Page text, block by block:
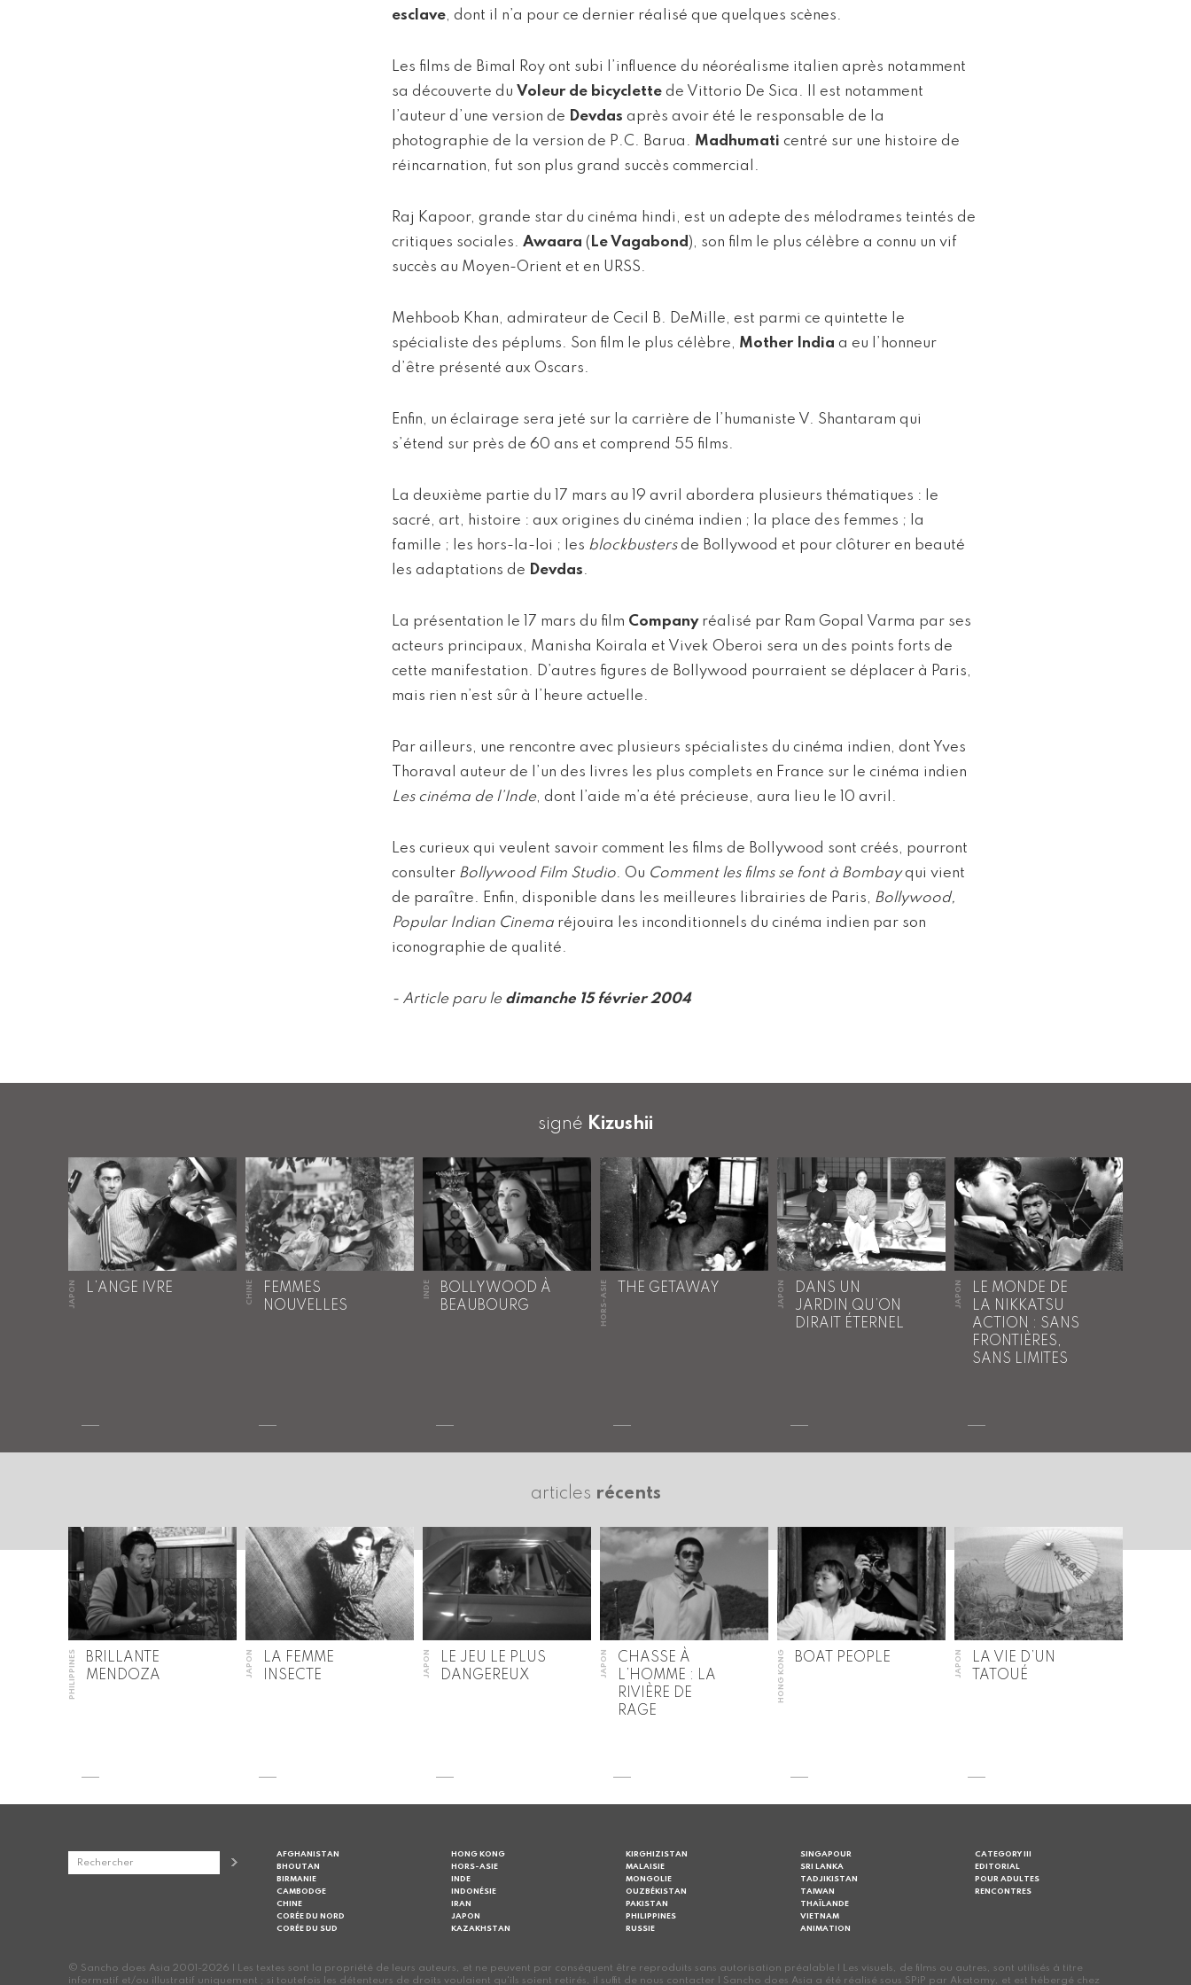
esclave, dont il n’a pour ce dernier réalisé que quelques scènes.
Les films de Bimal Roy ont subi l’influence du néoréalisme italien après notamment
sa découverte du Voleur de bicyclette de Vittorio De Sica. Il est notamment
l’auteur d’une version de Devdas après avoir été le responsable de la
photographie de la version de P.C. Barua. Madhumati centré sur une histoire de
réincarnation, fut son plus grand succès commercial.
Raj Kapoor, grande star du cinéma hindi, est un adepte des mélodrames teintés de
critiques sociales. Awaara ( Le Vagabond ), son film le plus célèbre a connu un vif
succès au Moyen-Orient et en URSS.
Mehboob Khan, admirateur de Cecil B. DeMille, est parmi ce quintette le
spécialiste des péplums. Son film le plus célèbre, Mother India a eu l’honneur
d’être présenté aux Oscars.
Enfin, un éclairage sera jeté sur la carrière de l’humaniste V. Shantaram qui
s’étend sur près de 60 ans et comprend 55 films.
La deuxième partie du 17 mars au 19 avril abordera plusieurs thématiques : le
sacré, art, histoire : aux origines du cinéma indien ; la place des femmes ; la
famille ; les hors-la-loi ; les blockbustersde Bollywood et pour clôturer en beauté
les adaptations de Devdas.
La présentation le 17 mars du film Companyréalisé par Ram Gopal Varma par ses
acteurs principaux, Manisha Koirala et Vivek Oberoi sera un des points forts de
cette manifestation. D’autres figures de Bollywood pourraient se déplacer à Paris,
mais rien n’est sûr à l’heure actuelle.
Par ailleurs, une rencontre avec plusieurs spécialistes du cinéma indien, dont Yves
Thoraval auteur de l’un des livres les plus complets en France sur le cinéma indien
Les cinéma de l’Inde, dont l’aide m’a été précieuse, aura lieu le 10 avril.
Les curieux qui veulent savoir comment les films de Bollywood sont créés, pourront
consulter Bollywood Film Studio. Ou Comment les films se font à Bombayqui vient
de paraître. Enfin, disponible dans les meilleures librairies de Paris, Bollywood,
Popular Indian Cinema réjouira les inconditionnels du cinéma indien par son
iconographie de qualité.
- Article paru le dimanche 15 février 2004
signé Kizushii
JAPON L’ANGE IVRE CHINE
FEMMES
NOUVELLES
INDE
BOLLYWOOD À
BEAUBOURG
HORS-ASIE THE GETAWAY JAPON
DANS UN
JARDIN QU’ON
DIRAIT ÉTERNEL
JAPON
LE MONDE DE
LA NIKKATSU
ACTION : SANS
FRONTIÈRES,
SANS LIMITES
articles récents
PHILIPPINES
BRILLANTE
MENDOZA
JAPON
LA FEMME
INSECTE
JAPON
LE JEU LE PLUS
DANGEREUX
JAPON
CHASSE À
L’HOMME : LA
RIVIÈRE DE
RAGE
HONG KONG BOAT PEOPLE JAPON
LA VIE D’UN
TATOUÉ
AFGHANISTAN
BHOUTAN
BIRMANIE
CAMBODGE
CHINE
CORÉE DU NORD
CORÉE DU SUD
HONG KONG
HORS-ASIE
INDE
INDONÉSIE
IRAN
JAPON
KAZAKHSTAN
KIRGHIZISTAN
MALAISIE
MONGOLIE
OUZBÉKISTAN
PAKISTAN
PHILIPPINES
RUSSIE
SINGAPOUR
SRI LANKA
TADJIKISTAN
TAIWAN
THAÏLANDE
VIETNAM
ANIMATION
CATEGORY III
EDITORIAL
POUR ADULTES
RENCONTRES
© Sancho does Asia 2001-2026 | Les textes sont la propriété de leurs auteurs, et ne peuvent par conséquent être reproduits sans autorisation préalable | Les visuels, de films ou autres, sont utilisés à titre
informatif et/ou illustratif uniquement ; si toutefois les détenteurs de droits voulaient qu'ils soient retirés, il suffit de nous contacter | Sancho does Asia a été réalisé sous SPiP par Akatomy, et est hébergé chez